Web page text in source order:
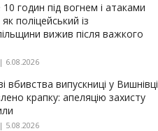
годин під вогнем і атаками
поліцейський із
вижив після важкого
6.08.2026
вбивства випускниці у Вишнівці
крапку: апеляцію захисту
5.08.2026